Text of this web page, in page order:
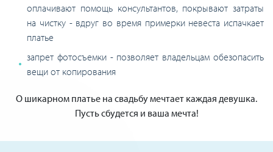
оплачивают помощь консультантов, покрывают затраты
на чистку - вдруг во время примерки невеста испачкает
платье
запрет фотосъемки - позволяет владельцам обезопасить
вещи от копирования
О шикарном платье на свадьбу мечтает каждая девушка.
Пусть сбудется и ваша мечта!